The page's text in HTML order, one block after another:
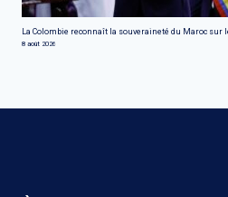
La Colombie reconnaît la souveraineté du Maroc sur
8 août 2026